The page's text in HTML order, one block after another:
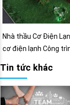
Nhà thầu Cơ Điện
cơ điện lạnh Công
Tin tức khác